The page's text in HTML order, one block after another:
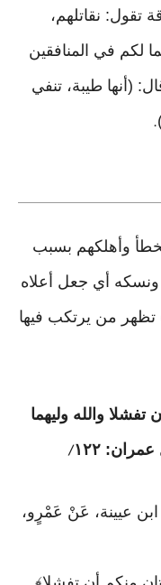
نقاتلهم،
لكم في المنافقين
(أنها طيبة، تنفي
.
وأهلكهم بسبب
ونسكه أي جعل أعلاه
الذنوب) تظهر من يرتكب فيها
والله وليهما
١٢٢
/
عيينة، عَنْ عَمْرٍو،